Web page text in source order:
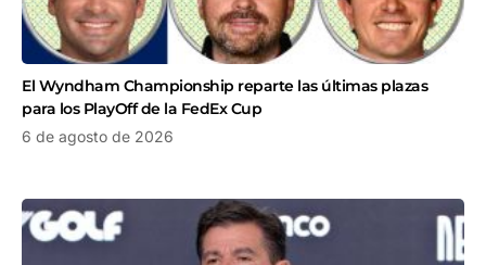
El Wyndham Championship reparte las últimas plazas
para los PlayOff de la FedEx Cup
6 de agosto de 2026